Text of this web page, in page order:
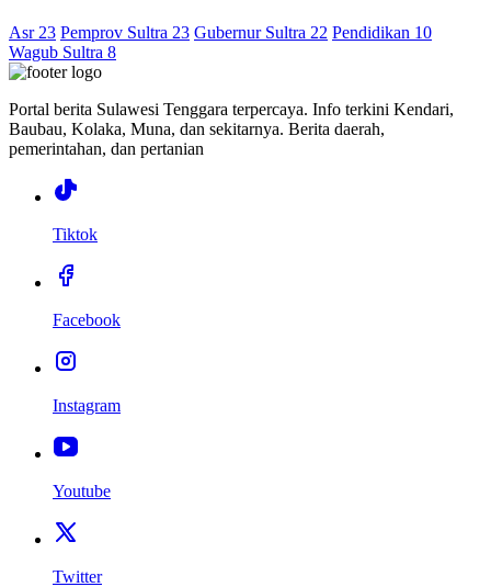
Asr 23 Pemprov Sultra 23 Gubernur Sultra 22 Pendidikan 10
Wagub Sultra 8
Portal berita Sulawesi Tenggara terpercaya. Info terkini Kendari,
Baubau, Kolaka, Muna, dan sekitarnya. Berita daerah,
pemerintahan, dan pertanian
Tiktok
Facebook
Instagram
Youtube
Twitter